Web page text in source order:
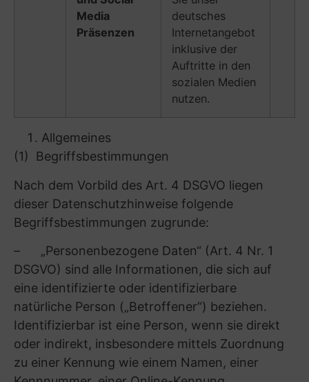
Speicherung oder der Zugriff unbedingt
erforderlich ist, damit der Anbieter eines
Telemediendienstes einen vom Nutzer
ausdrücklich gewünschten Telemediendienst
zur Verfügung stellen kann.
jeweils die anwendbare Rechtsgrundlage an.
Eine Verarbeitung kann auch auf mehreren
Rechtsgrundlagen beruhen.
(5) Datenlöschung und Speicherdauer
Verarbeitungsvorgänge geben wir im Folgenden
jeweils an, wie lange die Daten bei uns
gespeichert und wann sie gelöscht oder
gesperrt werden. Soweit nachfolgend keine
ausdrückliche Speicherdauer angegeben wird,
werden Ihre personenbezogenen Daten
gelöscht oder gesperrt, sobald der Zweck oder